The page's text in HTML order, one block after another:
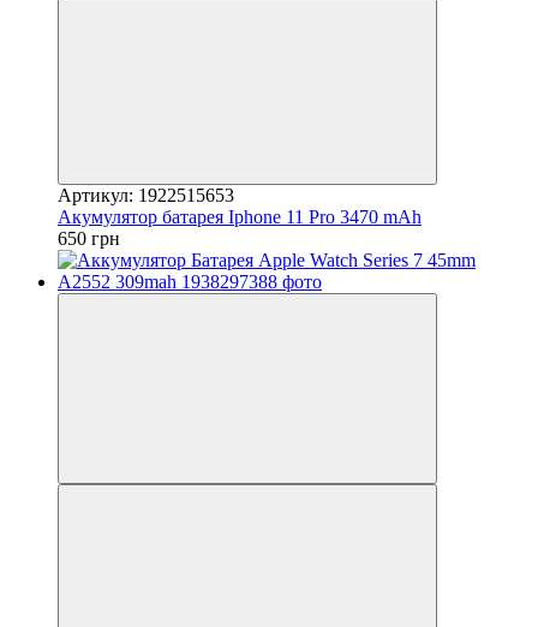
Артикул: 1922515653
Акумулятор батарея Iphone 11 Pro 3470 mAh
650 грн